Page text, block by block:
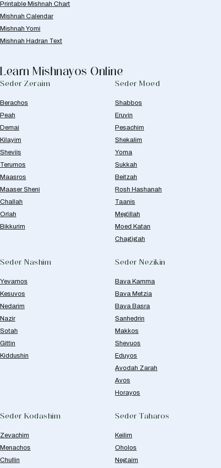
Printable Mishnah Chart
Mishnah Calendar
Mishnah Yomi
Mishnah Hadran Text
Learn Mishnayos Online
Seder Zeraim
Berachos
Peah
Demai
Kilayim
Sheviis
Terumos
Maasros
Maaser Sheni
Challah
Orlah
Bikkurim
Seder Moed
Shabbos
Eruvin
Pesachim
Shekalim
Yoma
Sukkah
Beitzah
Rosh Hashanah
Taanis
Megillah
Moed Katan
Chagigah
Seder Nashim
Yevamos
Kesuvos
Nedarim
Nazir
Sotah
Gittin
Kiddushin
Seder Nezikin
Bava Kamma
Bava Metzia
Bava Basra
Sanhedrin
Makkos
Shevuos
Eduyos
Avodah Zarah
Avos
Horayos
Seder Kodashim
Zevachim
Menachos
Chullin
Seder Taharos
Keilim
Oholos
Negaim